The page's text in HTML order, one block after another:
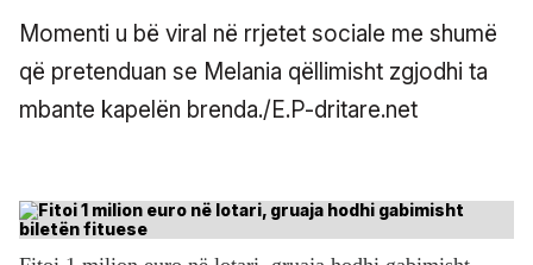
Momenti u bë viral në rrjetet sociale me shumë
që pretenduan se Melania qëllimisht zgjodhi ta
mbante kapelën brenda./E.P-dritare.net